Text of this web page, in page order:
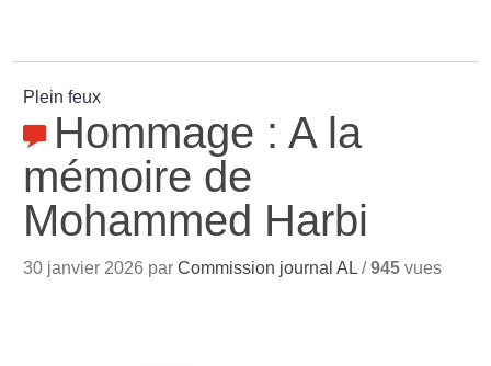
Plein feux
Hommage : A la
mémoire de
Mohammed Harbi
30 janvier 2026 parCommission journal AL /945 vues